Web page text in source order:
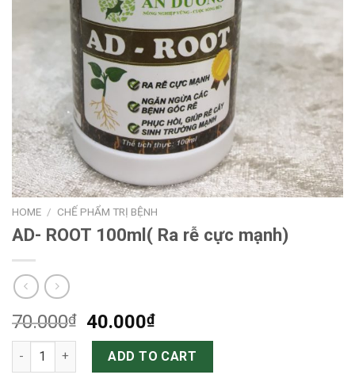
HOME / CHẾ PHẨM TRỊ BỆNH
AD- ROOT 100ml( Ra rễ cực mạnh)
70.000₫
Original
price
was:
70.000₫.
40.000₫Current
price
is:
40.000₫.
AD- ROOT 100ml( Ra rễ cực mạnh) quantity
ADD TO CART